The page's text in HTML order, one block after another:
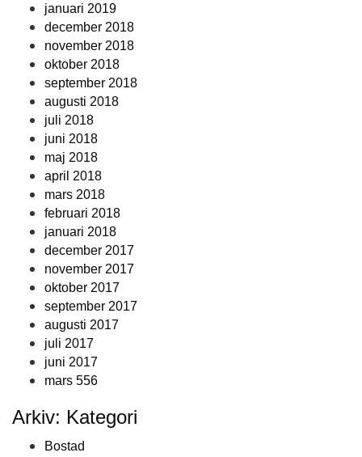
januari 2019
december 2018
november 2018
oktober 2018
september 2018
augusti 2018
juli 2018
juni 2018
maj 2018
april 2018
mars 2018
februari 2018
januari 2018
december 2017
november 2017
oktober 2017
september 2017
augusti 2017
juli 2017
juni 2017
mars 556
Arkiv: Kategori
Bostad